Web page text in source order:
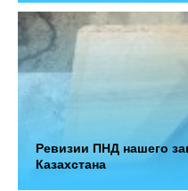
Ревизии ПНД нашего
Казахстана